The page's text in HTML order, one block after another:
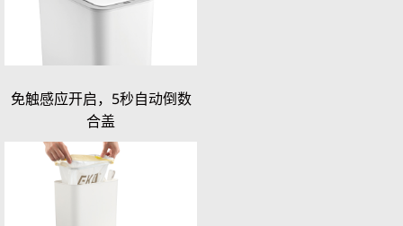
免触感应开启，5秒自动倒数
合盖